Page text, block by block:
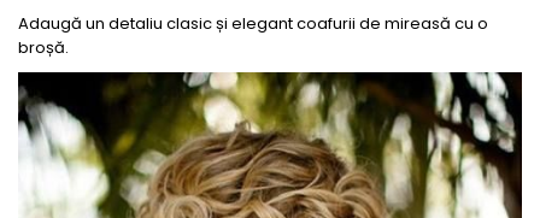
Adaugă un detaliu clasic și elegant coafurii de mireasă cu o
broșă.